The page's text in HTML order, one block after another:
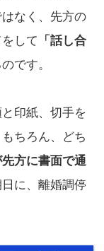
なく、先方の
して
「話し合
です。
印紙、切手を
ちろん、どち
方に書面で通
に、離婚調停